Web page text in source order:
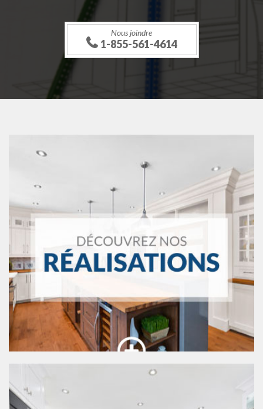
Nous joindre
1-855-561-4614